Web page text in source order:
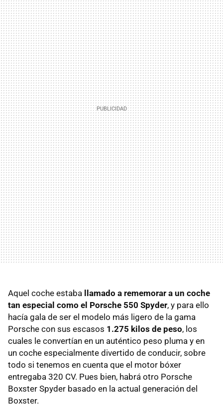
Aquel coche estaba llamado a rememorar a un coche
tan especial como el Porsche 550 Spyder, y para ello
hacía gala de ser el modelo más ligero de la gama
Porsche con sus escasos 1.275 kilos de peso, los
cuales le convertían en un auténtico peso pluma y en
un coche especialmente divertido de conducir, sobre
todo si tenemos en cuenta que el motor bóxer
entregaba 320 CV. Pues bien, habrá otro Porsche
Boxster Spyder basado en la actual generación del
Boxster.